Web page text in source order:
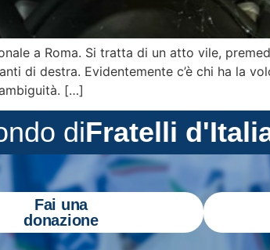
a Roma. Si tratta di un atto vile,
di destra. Evidentemente c’è chi ha la
[…]
diFratelli
Fai una
donazione